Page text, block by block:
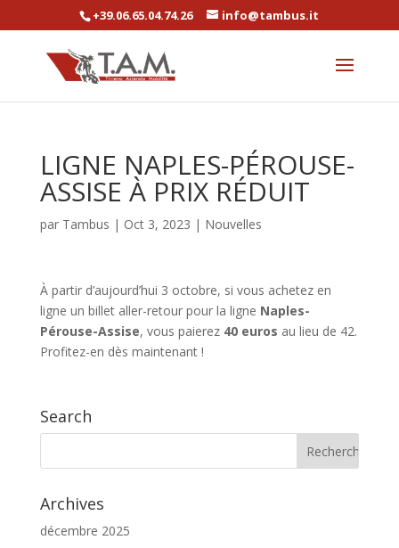
+39.06.65.04.74.26 info@tambus.it
LIGNE NAPLES-PÉROUSE-
ASSISE À PRIX RÉDUIT
par Tambus | Oct 3, 2023 | Nouvelles
À partir d’aujourd’hui 3 octobre, si vous achetez en
ligne un billet aller-retour pour la ligne Naples-
Pérouse-Assise, vous paierez 40 euros au lieu de 42.
Profitez-en dès maintenant !
Search
Archives
décembre 2025